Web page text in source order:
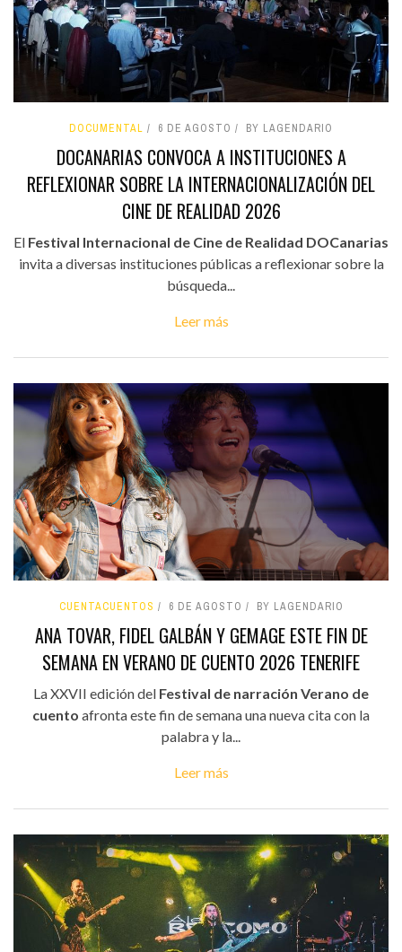
DOCUMENTAL 6 DE AGOSTO BY LAGENDARIO
DOCANARIAS CONVOCA A INSTITUCIONES A
REFLEXIONAR SOBRE LA INTERNACIONALIZACIÓN DEL
CINE DE REALIDAD 2026
El Festival Internacional de Cine de Realidad DOCanarias
invita a diversas instituciones públicas a reflexionar sobre la
búsqueda...
Leer más
CUENTACUENTOS 6 DE AGOSTO BY LAGENDARIO
ANA TOVAR, FIDEL GALBÁN Y GEMAGE ESTE FIN DE
SEMANA EN VERANO DE CUENTO 2026 TENERIFE
La XXVII edición del Festival de narración Verano de
cuento afronta este fin de semana una nueva cita con la
palabra y la...
Leer más